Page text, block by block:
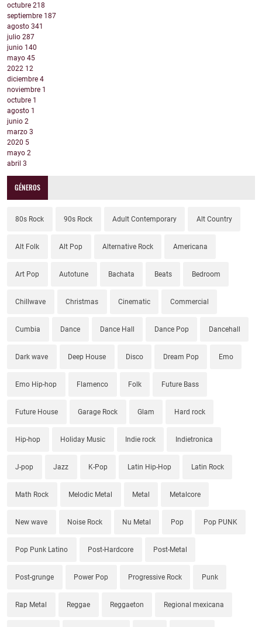
octubre 218
septiembre 187
agosto 341
julio 287
junio 140
mayo 45
2022 12
diciembre 4
noviembre 1
octubre 1
agosto 1
junio 2
marzo 3
2020 5
mayo 2
abril 3
GÉNEROS
80s Rock 90s Rock Adult Contemporary Alt Country
Alt Folk Alt Pop Alternative Rock Americana
Art Pop Autotune Bachata Beats Bedroom
Chillwave Christmas Cinematic Commercial
Cumbia Dance Dance Hall Dance Pop Dancehall
Dark wave Deep House Disco Dream Pop Emo
Emo Hip-hop Flamenco Folk Future Bass
Future House Garage Rock Glam Hard rock
Hip-hop Holiday Music Indie rock Indietronica
J-pop Jazz K-Pop Latin Hip-Hop Latin Rock
Math Rock Melodic Metal Metal Metalcore
New wave Noise Rock Nu Metal Pop Pop PUNK
Pop Punk Latino Post-Hardcore Post-Metal
Post-grunge Power Pop Progressive Rock Punk
Rap Metal Reggae Reggaeton Regional mexicana